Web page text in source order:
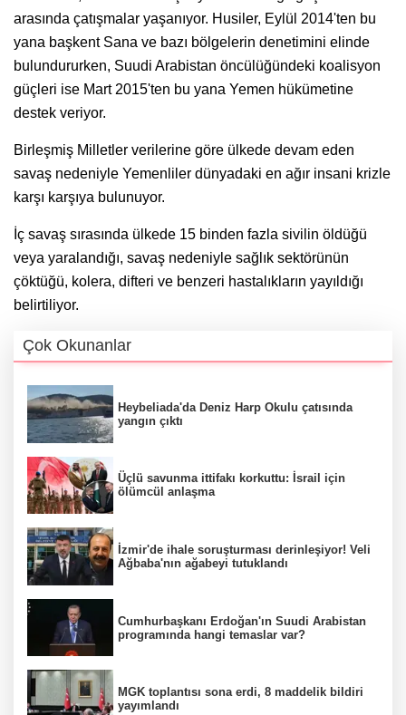
arasında çatışmalar yaşanıyor. Husiler, Eylül 2014'ten bu
yana başkent Sana ve bazı bölgelerin denetimini elinde
bulundururken, Suudi Arabistan öncülüğündeki koalisyon
güçleri ise Mart 2015'ten bu yana Yemen hükümetine
destek veriyor.
Birleşmiş Milletler verilerine göre ülkede devam eden
savaş nedeniyle Yemenliler dünyadaki en ağır insani krizle
karşı karşıya bulunuyor.
İç savaş sırasında ülkede 15 binden fazla sivilin öldüğü
veya yaralandığı, savaş nedeniyle sağlık sektörünün
çöktüğü, kolera, difteri ve benzeri hastalıkların yayıldığı
belirtiliyor.
Çok Okunanlar
Heybeliada'da Deniz Harp Okulu çatısında
yangın çıktı
Üçlü savunma ittifakı korkuttu: İsrail için
ölümcül anlaşma
İzmir'de ihale soruşturması derinleşiyor! Veli
Ağbaba'nın ağabeyi tutuklandı
Cumhurbaşkanı Erdoğan'ın Suudi Arabistan
programında hangi temaslar var?
MGK toplantısı sona erdi, 8 maddelik bildiri
yayımlandı